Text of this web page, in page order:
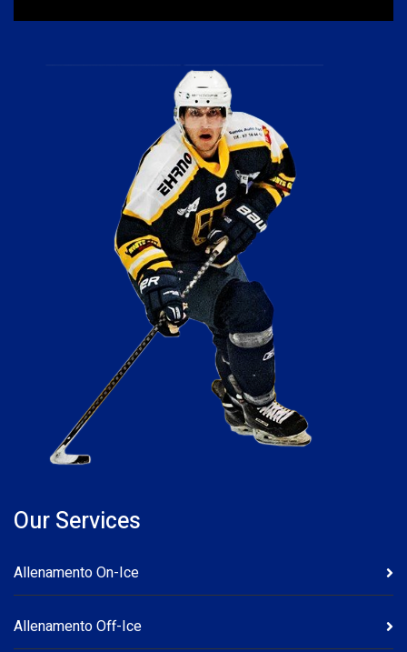
Our Services
Allenamento On-Ice
Allenamento Off-Ice